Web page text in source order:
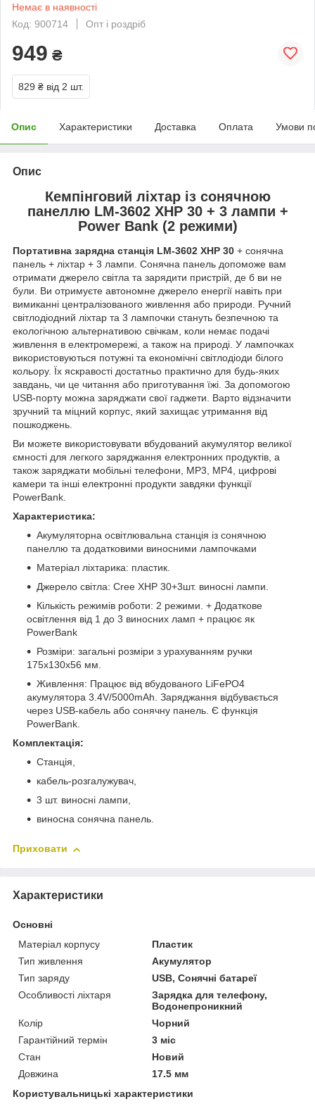
Немає в наявності
Код: 900714
Опт і роздріб
949 ₴
829 ₴ від 2 шт.
Опис Характеристики Доставка Оплата Умови
Опис
Кемпінговий ліхтар із сонячною
панеллю LM-3602 XHP 30 + 3 лампи +
Power Bank (2 режими)
Портативна зарядна станція LM-3602 XHP 30 + сонячна
панель + ліхтар + 3 лампи. Сонячна панель допоможе вам
отримати джерело світла та зарядити пристрій, де б ви не
були. Ви отримуєте автономне джерело енергії навіть при
вимиканні централізованого живлення або природи. Ручний
світлодіодний ліхтар та 3 лампочки стануть безпечною та
екологічною альтернативою свічкам, коли немає подачі
живлення в електромережі, а також на природі. У лампочках
використовуються потужні та економічні світлодіоди білого
кольору. Їх яскравості достатньо практично для будь-яких
завдань, чи це читання або приготування їжі. За допомогою
USB-порту можна заряджати свої гаджети. Варто відзначити
зручний та міцний корпус, який захищає утримання від
пошкоджень.
Ви можете використовувати вбудований акумулятор великої
ємності для легкого заряджання електронних продуктів, а
також заряджати мобільні телефони, MP3, MP4, цифрові
камери та інші електронні продукти завдяки функції
PowerBank.
Характеристика:
Акумуляторна освітлювальна станція із сонячною
панеллю та додатковими виносними лампочками
Матеріал ліхтарика: пластик.
Джерело світла: Cree XHP 30+3шт. виносні лампи.
Кількість режимів роботи: 2 режими. + Додаткове
освітлення від 1 до 3 виносних ламп + працює як
PowerBank
Розміри: загальні розміри з урахуванням ручки
175х130х56 мм.
Живлення: Працює від вбудованого LiFePO4
акумулятора 3.4V/5000mAh. Заряджання відбувається
через USB-кабель або сонячну панель. Є функція
PowerBank.
Комплектація:
Станція,
кабель-розгалужувач,
3 шт. виносні лампи,
виносна сонячна панель.
Приховати
Характеристики
Основні
Матеріал корпусу
Пластик
Тип живлення
Акумулятор
Тип заряду
USB, Сонячні батареї
Особливості ліхтаря
Зарядка для телефону,
Водонепроникний
Колір
Чорний
Гарантійний термін
3 міс
Стан
Новий
Довжина
17.5 мм
Користувальницькі характеристики